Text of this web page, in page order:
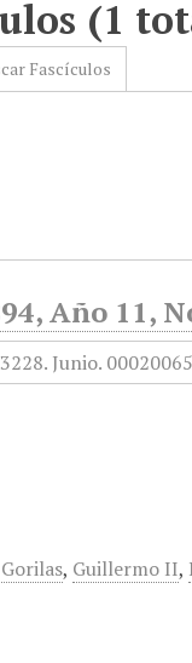
(1
Fascículos
Año 11,
Gorilas, Guillermo II,